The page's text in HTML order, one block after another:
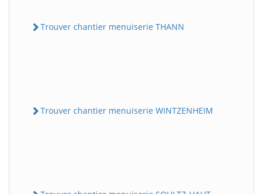
Trouver chantier menuiserie THANN
Trouver chantier menuiserie WINTZENHEIM